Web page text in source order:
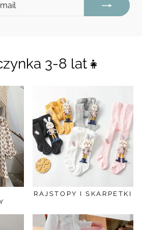
3-8 lat👧
RAJSTOPY I SKARPETKI